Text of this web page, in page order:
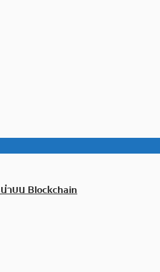
าบน Blockchain